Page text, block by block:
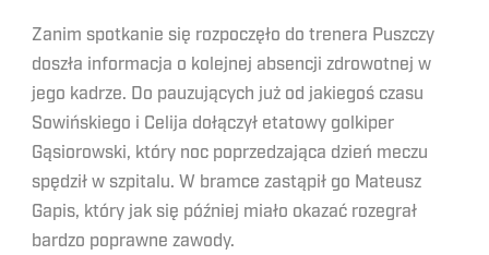
Zanim spotkanie się rozpoczęło do trenera Puszczy
doszła informacja o kolejnej absencji zdrowotnej w
jego kadrze. Do pauzujących już od jakiegoś czasu
Sowińskiego i Celija dołączył etatowy golkiper
Gąsiorowski, który noc poprzedzająca dzień meczu
spędził w szpitalu. W bramce zastąpił go Mateusz
Gapis, który jak się później miało okazać rozegrał
bardzo poprawne zawody.